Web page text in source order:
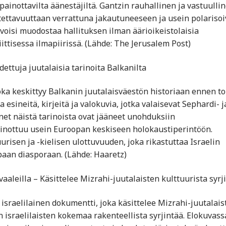
äänestäjiltä. Gantzin rauhallinen ja
verrattuna jakautuneeseen ja usein
muodostaa hallituksen ilman äärioikeistolaisia
ilmapiirissä. (Lähde: The Jerusalem Post)
juutalaisia tarinoita Balkanilta
keskittyy Balkanin juutalaisväestön historiaan ennen
kirjeitä ja valokuvia, jotka valaisevat Sephardi-
näistä tarinoista ovat jääneet unohduksiin
usein Euroopan keskiseen holokaustiperintöön.
ja -kielisen ulottuvuuden, joka rikastuttaa Israelin
diasporaan. (Lähde: Haaretz)
– Käsittelee Mizrahi-juutalaisten kulttuurista
dokumentti, joka käsittelee Mizrahi-
kokemaa rakenteellista syrjintää.